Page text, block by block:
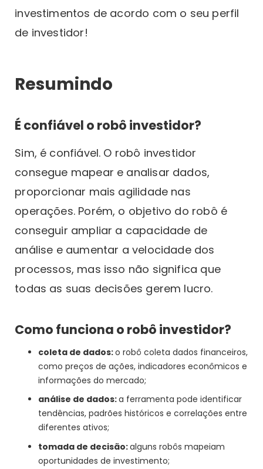
investimentos de acordo com o seu perfil
de investidor!
Resumindo
É confiável o robô investidor?
Sim, é confiável. O robô investidor
consegue mapear e analisar dados,
proporcionar mais agilidade nas
operações. Porém, o objetivo do robô é
conseguir ampliar a capacidade de
análise e aumentar a velocidade dos
processos, mas isso não significa que
todas as suas decisões gerem lucro.
Como funciona o robô investidor?
coleta de dados:o robô coleta dados financeiros,
como preços de ações, indicadores econômicos e
informações do mercado;
análise de dados:a ferramenta pode identificar
tendências, padrões históricos e correlações entre
diferentes ativos;
tomada de decisão:alguns robôs mapeiam
oportunidades de investimento;